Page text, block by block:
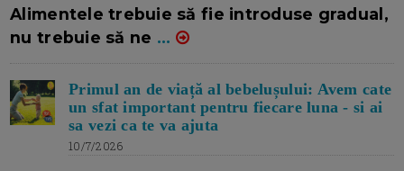
Alimentele trebuie să fie introduse gradual,
nu trebuie să ne ...
Primul an de viață al bebelușului: Avem cate
un sfat important pentru fiecare luna - si ai
sa vezi ca te va ajuta
10/7/2026